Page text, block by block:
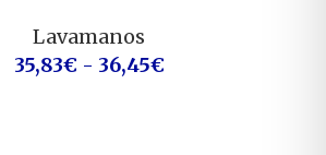
Lavamanos
35,83€ - 36,45€